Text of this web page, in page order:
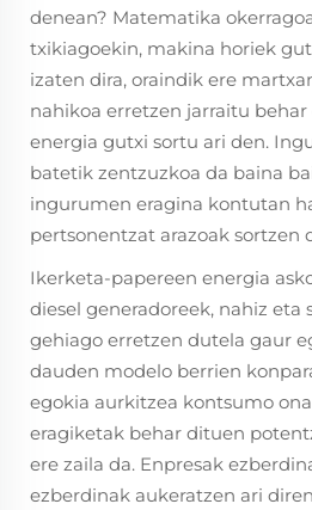
denean? Matematika
txikiagoekin, makina horiek
izaten dira, oraindik ere
nahikoa erretzen jarraitu
energia gutxi sortu ari den.
batetik zentzuzkoa da baina
ingurumen eragina kontutan
pertsonentzat arazoak sortzen
Ikerketa-papereen energia
diesel generadoreek, nahiz eta
gehiago erretzen dutela gaur
dauden modelo berrien
egokia aurkitzea kontsumo
eragiketak behar dituen
ere zaila da. Enpresak
ezberdinak aukeratzen ari